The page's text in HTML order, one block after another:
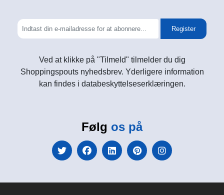
Register
Ved at klikke på "Tilmeld" tilmelder du dig
Shoppingspouts nyhedsbrev. Yderligere information
kan findes i databeskyttelseserklæringen.
Følg os på